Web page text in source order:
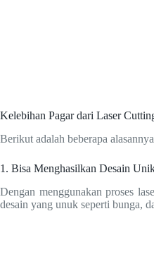
Kelebihan Pagar dari Laser
Berikut adalah beberapa
1. Bisa Menghasilkan Desain
Dengan menggunakan proses
desain yang unuk seperti bunga,